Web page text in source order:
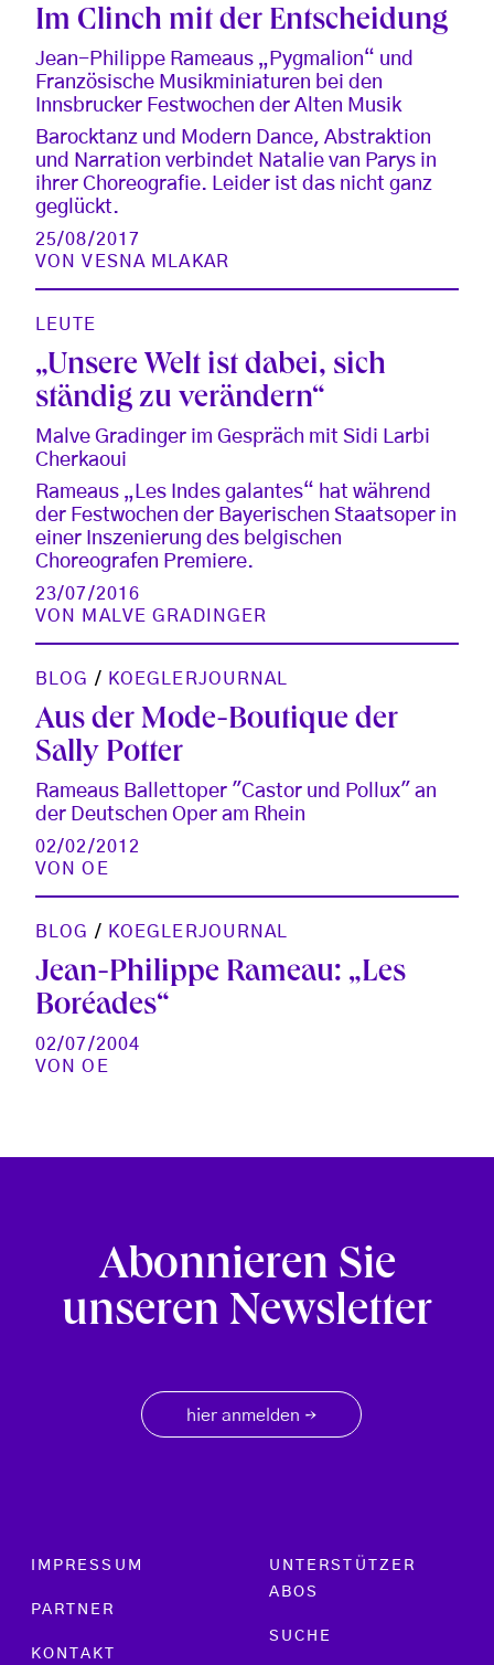
Im Clinch mit der Entscheidung
Jean-Philippe Rameaus „Pygmalion“ und
Französische Musikminiaturen bei den
Innsbrucker Festwochen der Alten Musik
Barocktanz und Modern Dance, Abstraktion
und Narration verbindet Natalie van Parys in
ihrer Choreografie. Leider ist das nicht ganz
geglückt.
25/08/2017
VONVESNA MLAKAR
LEUTE
„Unsere Welt ist dabei, sich
ständig zu verändern“
Malve Gradinger im Gespräch mit Sidi Larbi
Cherkaoui
Rameaus „Les Indes galantes“ hat während
der Festwochen der Bayerischen Staatsoper in
einer Inszenierung des belgischen
Choreografen Premiere.
23/07/2016
VON MALVE GRADINGER
BLOG / KOEGLERJOURNAL
Aus der Mode-Boutique der
Sally Potter
Rameaus Ballettoper "Castor und Pollux" an
der Deutschen Oper am Rhein
02/02/2012
VONOE
BLOG / KOEGLERJOURNAL
Jean-Philippe Rameau: „Les
Boréades“
02/07/2004
VONOE
Abonnieren Sie
unseren Newsletter
hier anmelden →
Footer menu
IMPRESSUM
PARTNER
KONTAKT
UNTERSTÜTZER
ABOS
SUCHE